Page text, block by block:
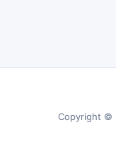
Copyright ©